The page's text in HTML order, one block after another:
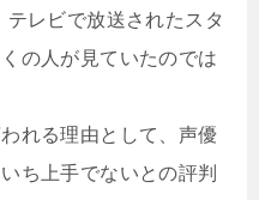
レビで放送されたスタ
の人が見ていたのでは
れる理由として、声優
ち上手でないとの評判